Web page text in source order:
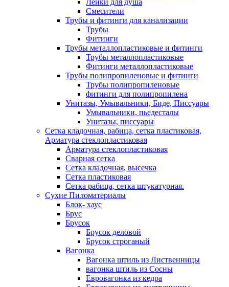
Лейки для душа
Смесители
Трубы и фитинги для канализации
Трубы
Фитинги
Трубы металлопластиковые и фитинги
Трубы металлопластиковые
Фитинги металлопластиковые
Трубы полипропиленовые и фитинги
Трубы полипропиленовые
фитинги для полипропилена
Унитазы, Умывальники, Биде, Писсуары
Умывальники, пьедесталы
Унитазы, писсуары
Сетка кладочная, рабица, сетка пластиковая,
Арматура стеклопластиковая
Арматура стеклопластиковая
Сварная сетка
Сетка кладочная, высечка
Сетка пластиковая
Сетка рабица, сетка штукатурная.
Сухие Пиломатериалы
Блок- хаус
Брус
Брусок
Брусок деловой
Брусок строганый
Вагонка
Вагонка штиль из Лиственницы
вагонка штиль из Сосны
Евровагонка из кедра